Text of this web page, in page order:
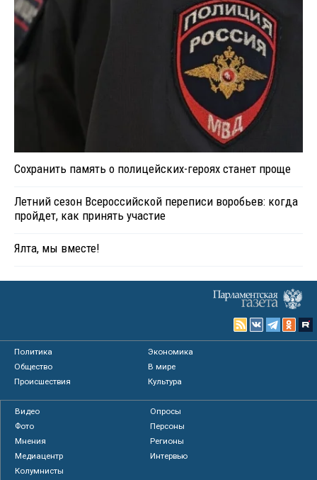
Сохранить память о полицейских-героях станет проще
Летний сезон Всероссийской переписи воробьев: когда
пройдет, как принять участие
Ялта, мы вместе!
Политика
Экономика
Общество
В мире
Происшествия
Культура
Видео
Опросы
Фото
Персоны
Мнения
Регионы
Медиацентр
Интервью
Колумнисты